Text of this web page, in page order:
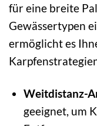
für eine breite
Gewässertypen
ermöglicht es
Weitdistanz-
geeignet, um